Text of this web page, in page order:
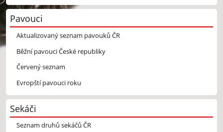
Pavouci
Aktualizovaný seznam pavouků ČR
Běžní pavouci České republiky
Červený seznam
Evropští pavouci roku
Sekáči
Seznam druhů sekáčů ČR